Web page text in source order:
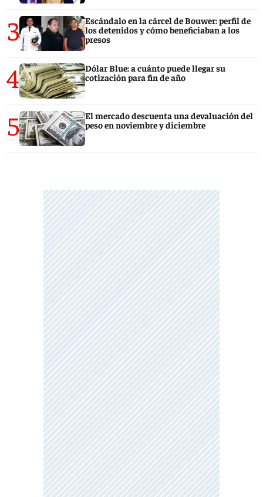
3
Escándalo en la cárcel de Bouwer: perfil de
los detenidos y cómo beneficiaban a los
presos
4
Dólar Blue: a cuánto puede llegar su
cotización para fin de año
5
El mercado descuenta una devaluación del
peso en noviembre y diciembre